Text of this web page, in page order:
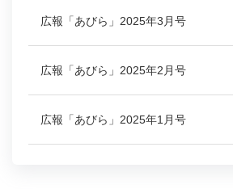
広報「あびら」2025年3月号
広報「あびら」2025年2月号
広報「あびら」2025年1月号